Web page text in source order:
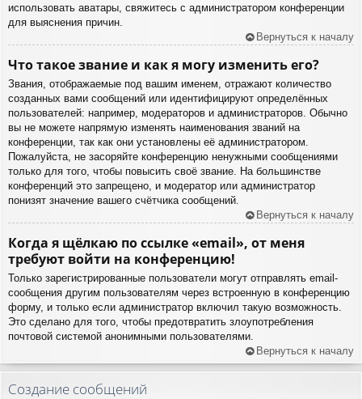
использовать аватары, свяжитесь с администратором конференции
для выяснения причин.
Вернуться к началу
Что такое звание и как я могу изменить его?
Звания, отображаемые под вашим именем, отражают количество
созданных вами сообщений или идентифицируют определённых
пользователей: например, модераторов и администраторов. Обычно
вы не можете напрямую изменять наименования званий на
конференции, так как они установлены её администратором.
Пожалуйста, не засоряйте конференцию ненужными сообщениями
только для того, чтобы повысить своё звание. На большинстве
конференций это запрещено, и модератор или администратор
понизят значение вашего счётчика сообщений.
Вернуться к началу
Когда я щёлкаю по ссылке «email», от меня
требуют войти на конференцию!
Только зарегистрированные пользователи могут отправлять email-
сообщения другим пользователям через встроенную в конференцию
форму, и только если администратор включил такую возможность.
Это сделано для того, чтобы предотвратить злоупотребления
почтовой системой анонимными пользователями.
Вернуться к началу
Создание сообщений